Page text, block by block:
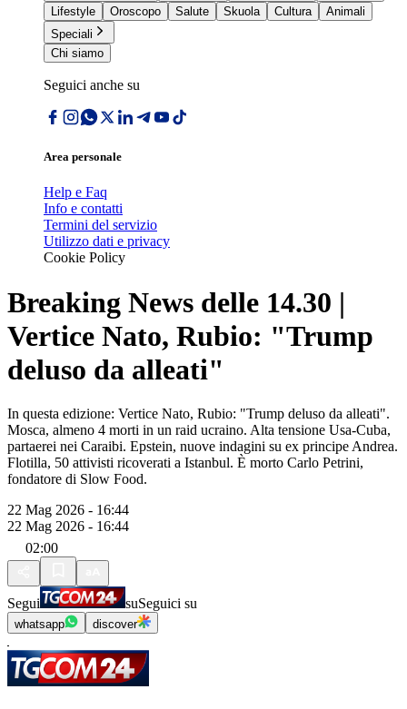
Lifestyle
Oroscopo Salute Skuola Cultura
Animali
Speciali
Chi siamo
Seguici anche su
Area personale
Help e Faq
Info e contatti
Termini del servizio
Utilizzo dati e privacy
Cookie Policy
Breaking News delle 14.30 |
Vertice Nato, Rubio: "Trump
deluso da alleati"
In questa edizione: Vertice Nato, Rubio: "Trump deluso da alleati".
Mosca, almeno 4 morti in un raid ucraino. Alta tensione Usa-Cuba,
partaerei nei Caraibi. Epstein, nuove indagini su ex principe Andrea.
Flotilla, 50 attivisti ricoverati a Istanbul. È morto Carlo Petrini,
fondatore di Slow Food.
22 Mag 2026 - 16:44
22 Mag 2026 - 16:44
02:00
Segui suSeguici su
whatsapp discover